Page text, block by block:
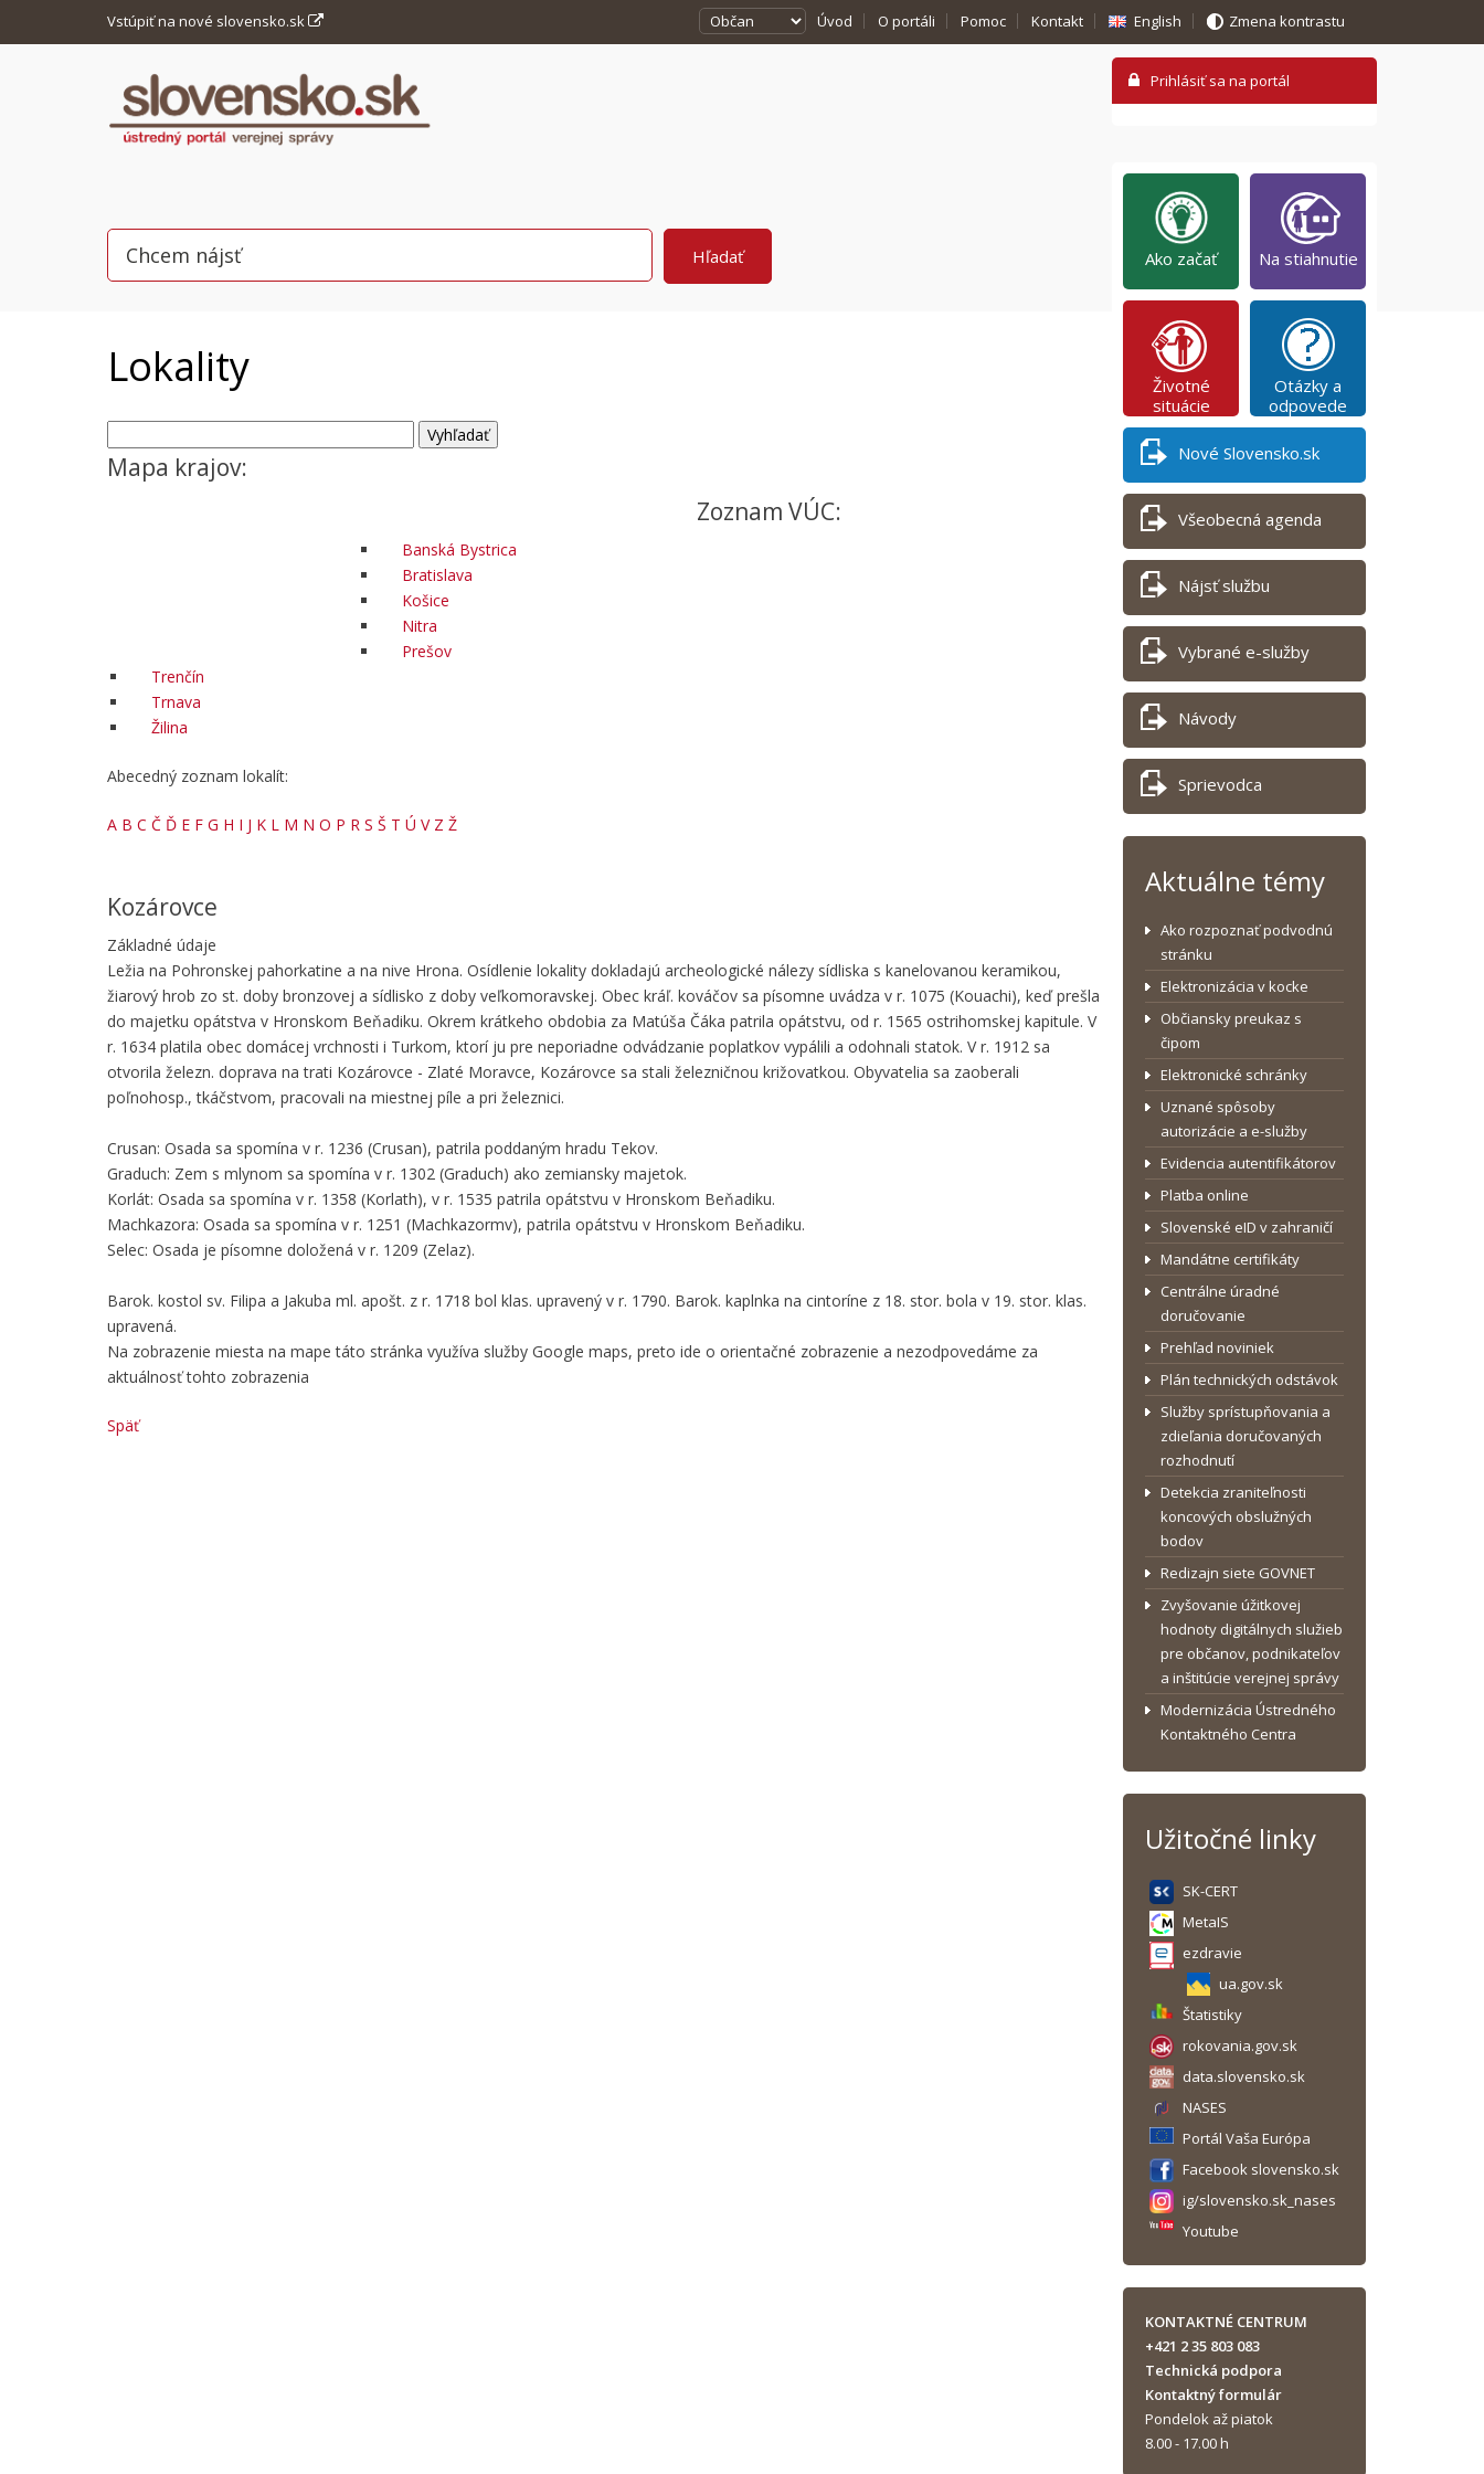
Vstúpiť na nové slovensko.sk Úvod O portáli Pomoc Kontakt English Zmena kontrastu
Lokality
Mapa krajov:
Zoznam VÚC:
Banská Bystrica
Bratislava
Košice
Nitra
Prešov
Trenčín
Trnava
Žilina
Abecedný zoznam lokalít:
A B C Č Ď E F G H I J K L M N O P R S Š T Ú V Z Ž
Kozárovce
Základné údaje
Ležia na Pohronskej pahorkatine a na nive Hrona. Osídlenie lokality dokladajú archeologické nálezy sídliska s kanelovanou keramikou,
žiarový hrob zo st. doby bronzovej a sídlisko z doby veľkomoravskej. Obec kráľ. kováčov sa písomne uvádza v r. 1075 (Kouachi), keď prešla
do majetku opátstva v Hronskom Beňadiku. Okrem krátkeho obdobia za Matúša Čáka patrila opátstvu, od r. 1565 ostrihomskej kapitule. V
r. 1634 platila obec domácej vrchnosti i Turkom, ktorí ju pre neporiadne odvádzanie poplatkov vypálili a odohnali statok. V r. 1912 sa
otvorila železn. doprava na trati Kozárovce - Zlaté Moravce, Kozárovce sa stali železničnou križovatkou. Obyvatelia sa zaoberali
poľnohosp., tkáčstvom, pracovali na miestnej píle a pri železnici.
Crusan: Osada sa spomína v r. 1236 (Crusan), patrila poddaným hradu Tekov.
Graduch: Zem s mlynom sa spomína v r. 1302 (Graduch) ako zemiansky majetok.
Korlát: Osada sa spomína v r. 1358 (Korlath), v r. 1535 patrila opátstvu v Hronskom Beňadiku.
Machkazora: Osada sa spomína v r. 1251 (Machkazormv), patrila opátstvu v Hronskom Beňadiku.
Selec: Osada je písomne doložená v r. 1209 (Zelaz).
Barok. kostol sv. Filipa a Jakuba ml. apošt. z r. 1718 bol klas. upravený v r. 1790. Barok. kaplnka na cintoríne z 18. stor. bola v 19. stor. klas.
upravená.
Na zobrazenie miesta na mape táto stránka využíva služby Google maps, preto ide o orientačné zobrazenie a nezodpovedáme za
aktuálnosť tohto zobrazenia
Späť
Ako začať Na stiahnutie
Životné
situácie
Otázky a
odpovede
Nové Slovensko.sk
Všeobecná agenda
Nájsť službu
Vybrané e-služby
Návody
Sprievodca
Aktuálne témy
Ako rozpoznať podvodnú
stránku
Elektronizácia v kocke
Občiansky preukaz s
čipom
Elektronické schránky
Uznané spôsoby
autorizácie a e-služby
Evidencia autentifikátorov
Platba online
Slovenské eID v zahraničí
Mandátne certifikáty
Centrálne úradné
doručovanie
Prehľad noviniek
Plán technických odstávok
Služby sprístupňovania a
zdieľania doručovaných
rozhodnutí
Detekcia zraniteľnosti
koncových obslužných
bodov
Redizajn siete GOVNET
Zvyšovanie úžitkovej
hodnoty digitálnych služieb
pre občanov, podnikateľov
a inštitúcie verejnej správy
Modernizácia Ústredného
Kontaktného Centra
Užitočné linky
SK-CERT
MetaIS
ezdravie
ua.gov.sk
Štatistiky
rokovania.gov.sk
data.slovensko.sk
NASES
Portál Vaša Európa
Facebook slovensko.sk
ig/slovensko.sk_nases
Youtube
KONTAKTNÉ CENTRUM
+421 2 35 803 083
Technická podpora
Kontaktný formulár
Pondelok až piatok
8.00 - 17.00 h